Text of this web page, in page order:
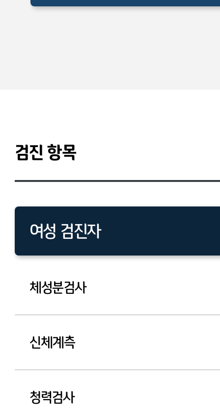
검진 항목
여성 검진자
남성 검진자
체성분검사
신체계측
청력검사